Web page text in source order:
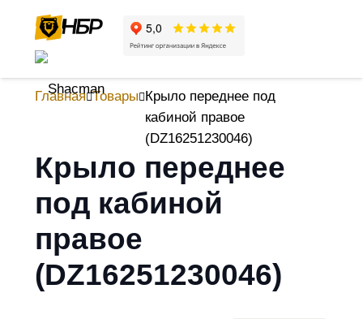
Главная Товары Крыло переднее под
кабиной правое
(DZ16251230046)
Крыло переднее
под кабиной
правое
(DZ16251230046)